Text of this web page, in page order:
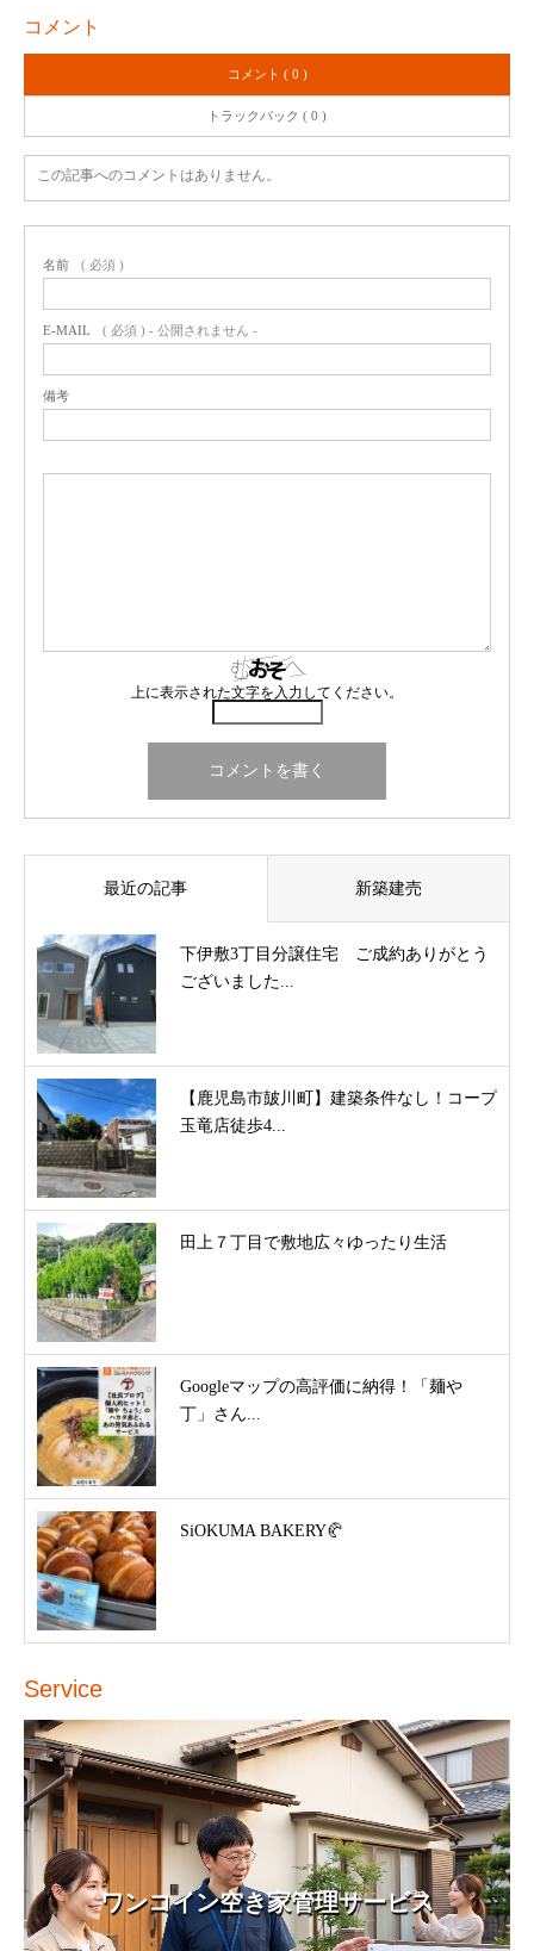
コメント
コメント ( 0 )
トラックバック ( 0 )
この記事へのコメントはありません。
名前 ( 必須 )
E-MAIL ( 必須 ) - 公開されません -
備考
上に表示された文字を入力してください。
最近の記事 新築建売
下伊敷3丁目分譲住宅 ご成約ありがとう
ございました...
【鹿児島市皷川町】建築条件なし！コープ
玉竜店徒歩4...
田上７丁目で敷地広々ゆったり生活
Googleマップの高評価に納得！「麺や
丁」さん...
SiOKUMA BAKERY🥐
Service
ワンコイン空き家管理サービス